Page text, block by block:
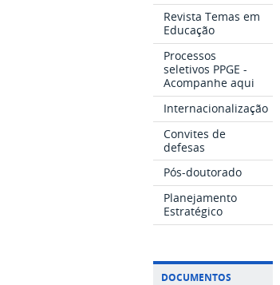
Revista Temas em
Educação
Processos
seletivos PPGE -
Acompanhe aqui
Internacionalização
Convites de
defesas
Pós-doutorado
Planejamento
Estratégico
DOCUMENTOS